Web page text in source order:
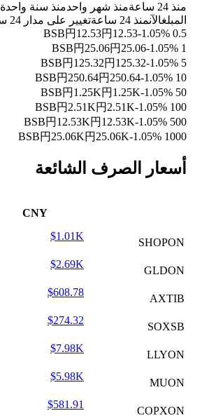
منذ 24 ساعة منذ شهر واحدمنذ سنة واحدة
المبلغالآنمنذ 24 ساعة
تغيير على مدار 24 ساعة
0.5 BSB
円12.53円12.53-1.05%
1 BSB
円25.06円25.06-1.05%
5 BSB
円125.32円125.32-1.05%
10 BSB
円250.64円250.64-1.05%
50 BSB
円1.25K円1.25K-1.05%
100 BSB
円2.51K円2.51K-1.05%
500 BSB
円12.53K円12.53K-1.05%
1000 BSB
円25.06K円25.06K-1.05%
أسعار الصرف الشائعة
CNY
SHOPON
$1.01K
GLDON
$2.69K
AXTIB
$608.78
SOXSB
$274.32
LLYON
$7.98K
MUON
$5.98K
COPXON
$581.91